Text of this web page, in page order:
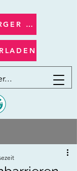
TELECHARGER apple/ios